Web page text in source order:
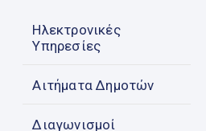
Ηλεκτρονικές
Υπηρεσίες
Αιτήματα Δημοτών
Διαγωνισμοί